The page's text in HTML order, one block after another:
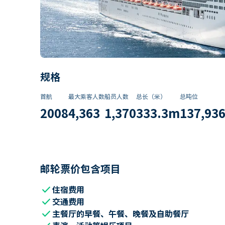
规格
首航
2008
最大乘客人数
4,363
船员人数
1,370
总长（米）
333.3m
总吨位
137,936
邮轮票价包含项目
check住宿费用
check 交通费用
check主餐厅的早餐、午餐、晚餐及自助餐厅